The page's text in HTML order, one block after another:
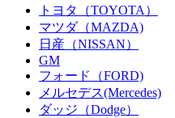
トヨタ（TOYOTA）
マツダ（MAZDA)
日産（NISSAN）
GM
フォード（FORD)
メルセデス(Mercedes)
ダッジ（Dodge）